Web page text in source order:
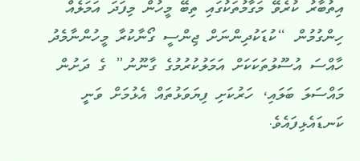
އިތުބާރު ކުރެވޭ މަގާމުތަކުގައި ތިބޭ މީހުން މިފަދަ އަމަލެއް
ހިންގުމުން “ކުޑަކުދިންނަށް ޖިންސީ ގޯނާކުރާ މީހުންނާމެދު
ހާއްސަ އުސޫލުތަކަކަށް އަމަލުކުރުމުގެ ގާނޫނު” ގެ ދަށުން
މައްސަލަ ބަލައި، ހަރުކަށި ފިޔަވަޅުތައް އެޅުމަށް ވަނީ
ކަނޑައެޅިފައެވެ.